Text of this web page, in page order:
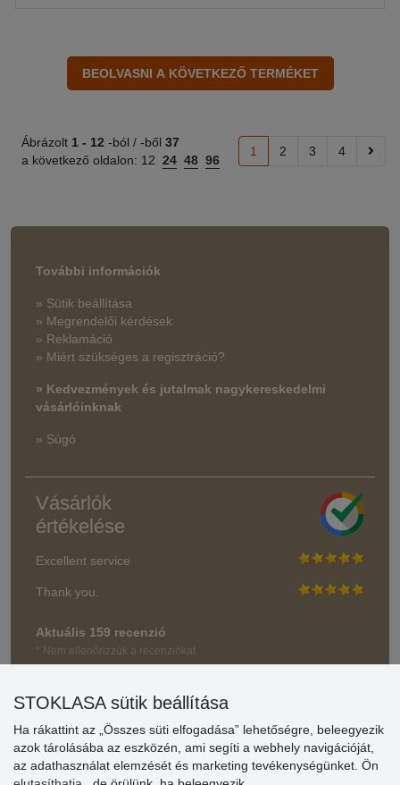
Ábrázolt 1 - 12 -ból / -ből 37
a következő oldalon: 12 24 48 96
1 2 3 4
További információk
» Sütik beállítása
» Megrendelői kérdések
» Reklamáció
» Miért szükséges a regisztráció?
» Kedvezmények és jutalmak nagykereskedelmi
vásárlóinknak
» Súgó
Vásárlók
értékelése
Excellent service
Thank you.
Aktuális 159 recenzió
* Nem ellenőrizzük a recenziókat
STOKLASA sütik beállítása
Ha rákattint az „Összes süti elfogadása” lehetőségre, beleegyezik
azok tárolásába az eszközén, ami segíti a webhely navigációját,
az adathasználat elemzését és marketing tevékenységünket. Ön